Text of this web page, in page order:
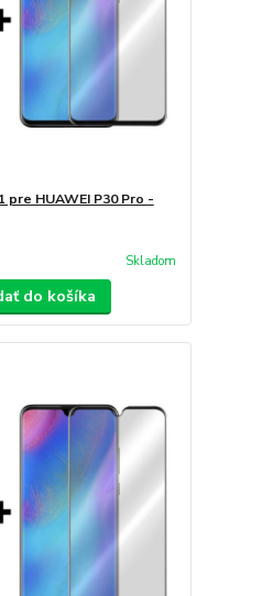
pre HUAWEI P30 Pro -
Skladom
do košíka